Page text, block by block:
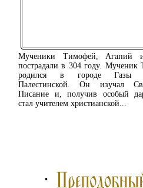
Мученики Тимофей, Агапий
пострадали в 304 году. Мученик
родился в городе Газы
Палестинской. Он изучал
Писание и, получив особый
стал учителем христианской...